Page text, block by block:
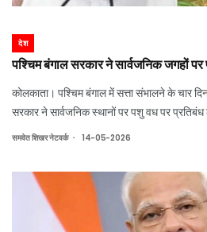
देश
पश्चिम बंगाल सरकार ने सार्वजनिक जगहों
कोलकाता। पश्चिम बंगाल में सत्ता संभालने के चार दिन
सरकार ने सार्वजनिक स्थानों पर पशु वध पर प्रतिबंध
अधिसूचना में राज्य सरकार ने सभी संबंधित
समवेत शिखर नेटवर्क . 14-05-2026